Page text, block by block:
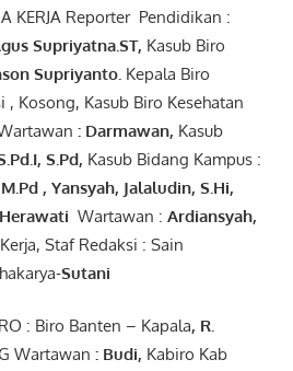
KERJA Reporter Pendidikan :
Supriyatna.ST, Kasub Biro
Supriyanto. Kepala Biro
Kosong, Kasub Biro Kesehatan
: Darmawan, Kasub
S.Pd, Kasub Bidang Kampus :
M.Pd, Yansyah, Jalaludin, S.Hi,
Herawati Wartawan : Ardiansyah,
Staf Redaksi : Sain
Sutani
: Biro Banten – Kapala, R.
Wartawan : Budi, Kabiro Kab